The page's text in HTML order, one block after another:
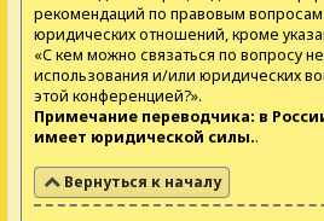
рекомендаций по правовым
юридических отношений, кроме
«С кем можно связаться по вопросу
использования и/или юридических
этой конференцией?».
Примечание переводчика: в
имеет юридической силы..
Вернуться к началу